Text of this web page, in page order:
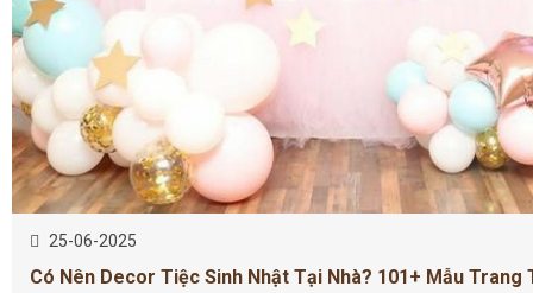
25-06-2025
Có Nên Decor Tiệc Sinh Nhật Tại Nhà? 101+ Mẫu Trang